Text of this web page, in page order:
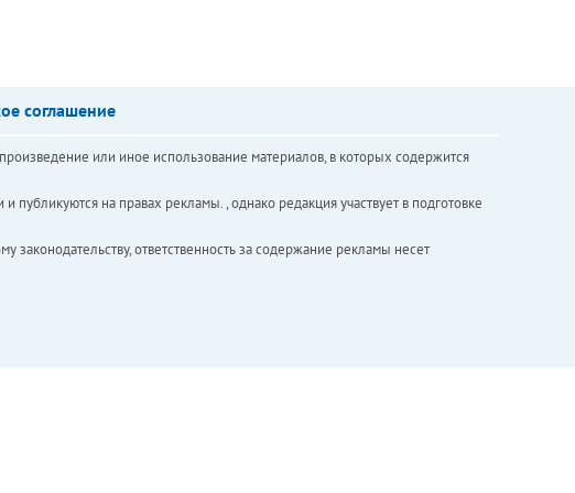
соглашение
или иное использование материалов, в которых содержится
на правах рекламы. , однако редакция участвует в подготовке
ответственность за содержание рекламы несет